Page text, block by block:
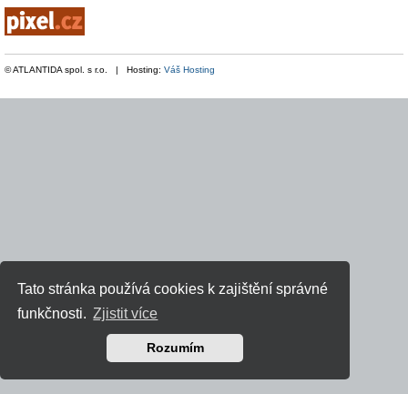
Tato stránka používá cookies k zajištění správné
funkčnosti. Zjistit více
Rozumím
© ATLANTIDA spol. s r.o. | Hosting: Váš Hosting